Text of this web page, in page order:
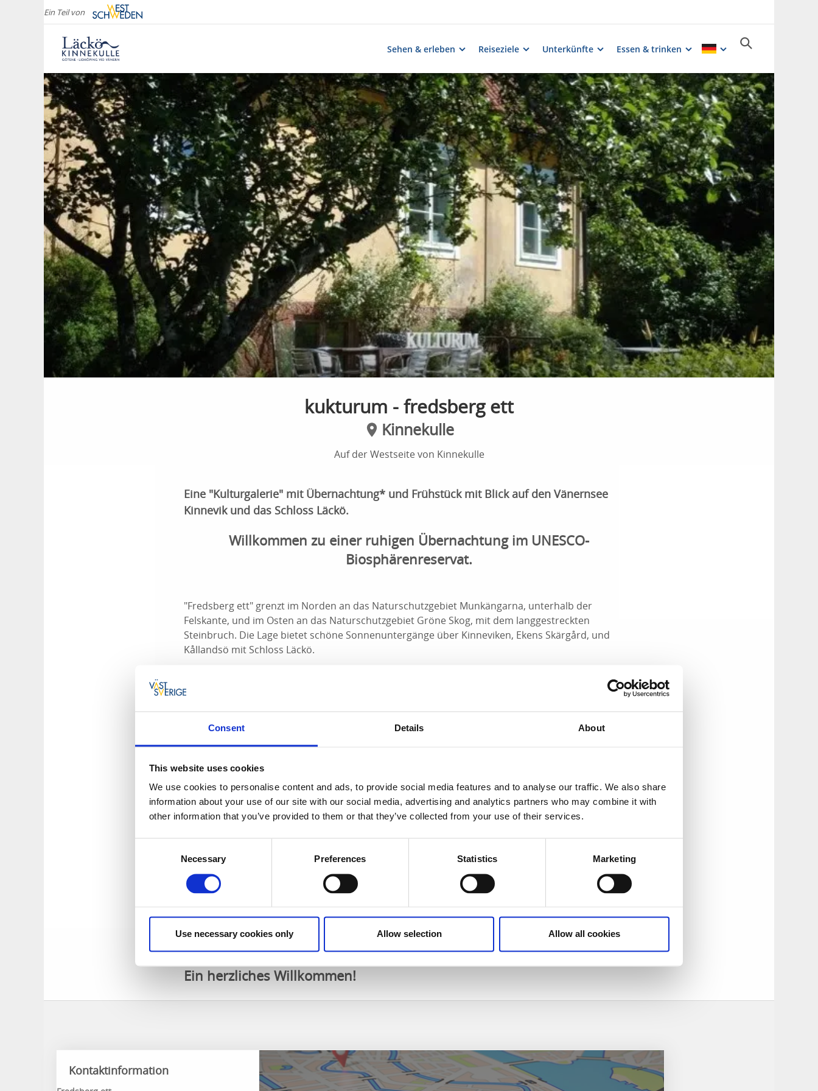
Consent Details About
This website uses cookies
We use cookies to personalise content and ads, to provide social media features and to analyse our traffic. We also share
information about your use of our site with our social media, advertising and analytics partners who may combine it with
other information that you’ve provided to them or that they’ve collected from your use of their services.
Necessary Preferences Statistics Marketing
Use necessary cookies only Allow selection Allow all cookies
Ein Teil von
Sehen & erleben Reiseziele Unterkünfte Essen & trinken
kukturum - fredsberg ett
Kinnekulle
Auf der Westseite von Kinnekulle
Eine "Kulturgalerie" mit Übernachtung* und Frühstück mit Blick auf den Vänernsee
Kinnevik und das Schloss Läckö.
Willkommen zu einer ruhigen Übernachtung im UNESCO-
Biosphärenreservat.
"Fredsberg ett" grenzt im Norden an das Naturschutzgebiet Munkängarna, unterhalb der
Felskante, und im Osten an das Naturschutzgebiet Gröne Skog, mit dem langgestreckten
Steinbruch. Die Lage bietet schöne Sonnenuntergänge über Kinneviken, Ekens Skärgård, und
Kållandsö mit Schloss Läckö.
"Fredsberg ett" hat mehr als zehn Wanderwege direkt vor der Haustür - von drei Kilometern bis zu
fünfundvierzig Kilometern auf dem "blühenden Berg".
Gastgeberin des Hauses gibt Tipps zu einzigartigen Ausflugszielen und hält gerne Vorträge über
Kultur, Kunst, Design und natürlich die Natur auf Kinnekulle.
Die Kinnekulle-Bahn, "Schwedens schönste Eisenbahn" mit Zügen von Göteborg über Lidköping
und von Örebro über Mariestad, ist mit zwei Bahnhöfen in Laufnähe zu "Fredsberg ett" - Trolmen
im Süden und Råbäck im Norden.
*Privatunterkunft
Kontaktdetails für Reservierungen:
+46 708105840
Ein herzliches Willkommen!
Kontaktinformation